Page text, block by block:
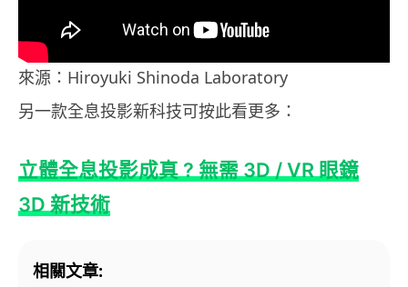
來源：Hiroyuki Shinoda Laboratory
另一款全息投影新科技可按此看更多：
立體全息投影成真 ? 無需 3D / VR 眼鏡
3D 新技術
相關文章: